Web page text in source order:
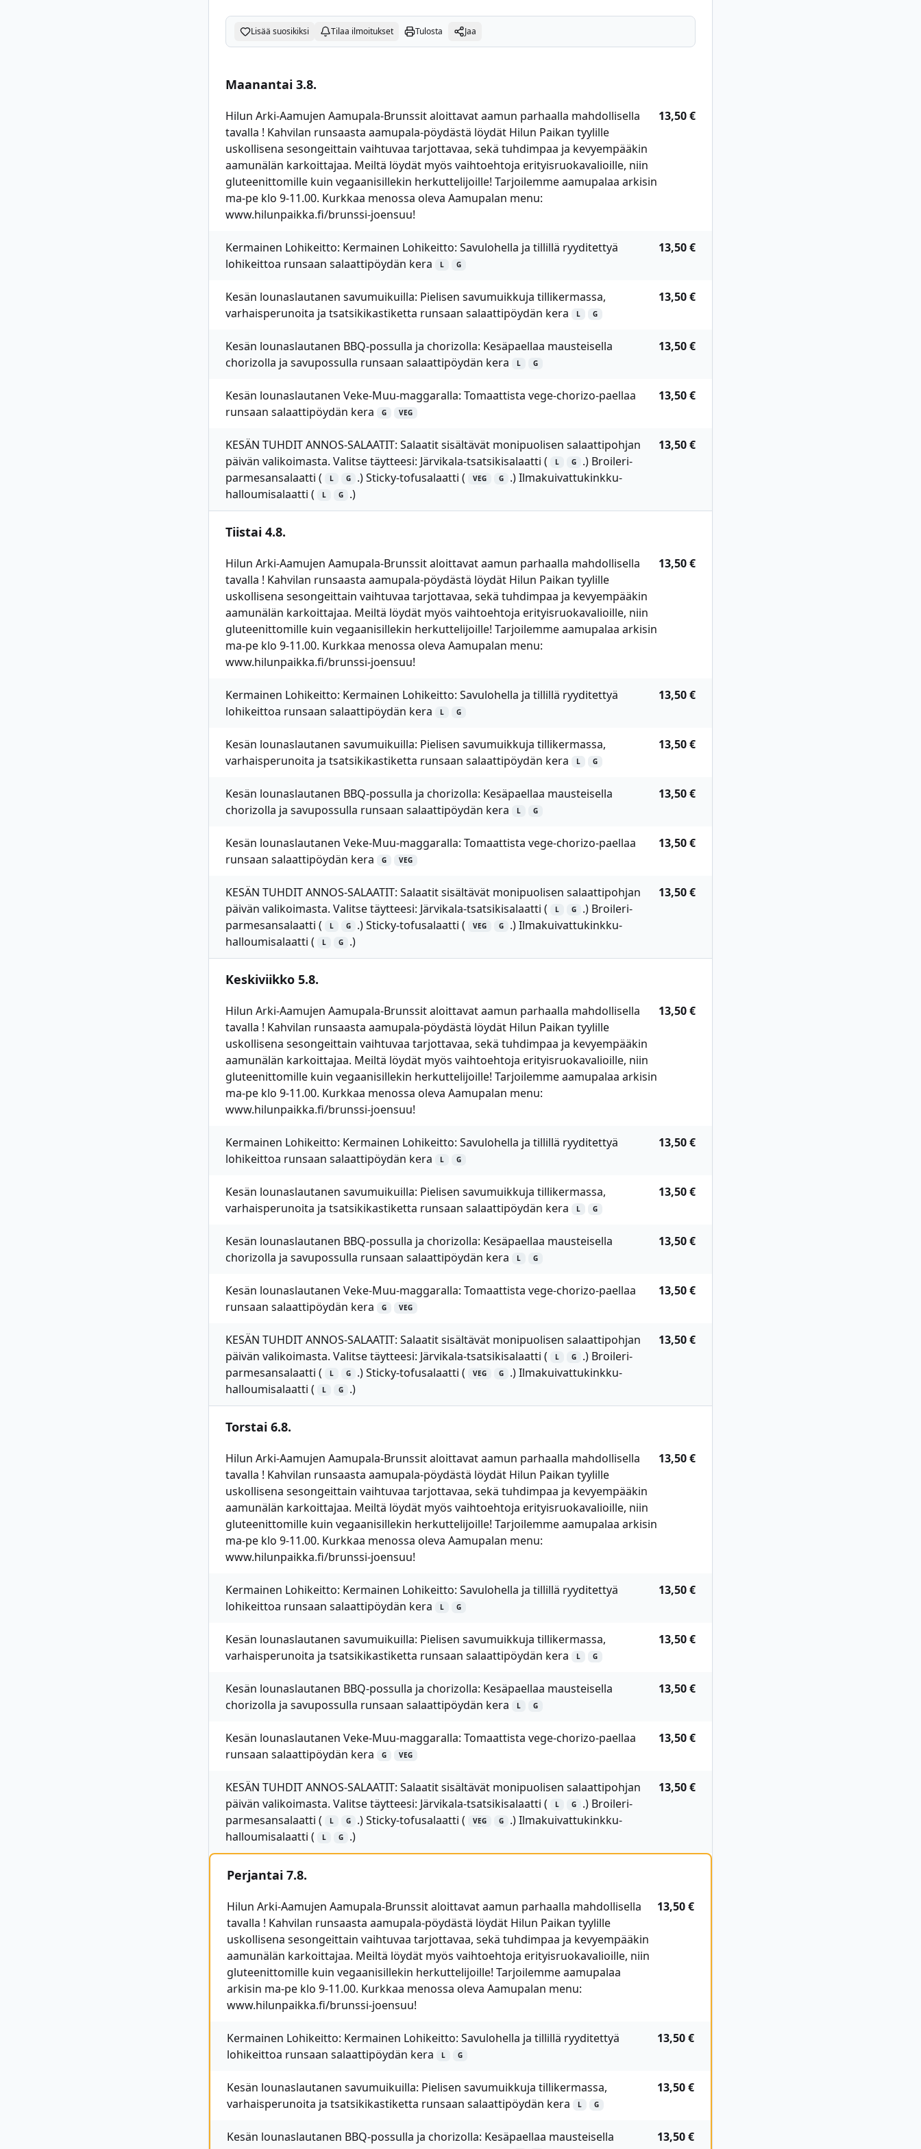
Lisää suosikiksi Tilaa ilmoitukset Tulosta Jaa
Maanantai 3.8.
Hilun Arki-Aamujen Aamupala-Brunssit aloittavat aamun parhaalla mahdollisella
tavalla ! Kahvilan runsaasta aamupala-pöydästä löydät Hilun Paikan tyylille
uskollisena sesongeittain vaihtuvaa tarjottavaa, sekä tuhdimpaa ja kevyempääkin
aamunälän karkoittajaa. Meiltä löydät myös vaihtoehtoja erityisruokavalioille, niin
gluteenittomille kuin vegaanisillekin herkuttelijoille! Tarjoilemme aamupalaa arkisin
ma-pe klo 9-11.00. Kurkkaa menossa oleva Aamupalan menu:
www.hilunpaikka.fi/brunssi-joensuu!
13,50 €
Kermainen Lohikeitto: Kermainen Lohikeitto: Savulohella ja tillillä ryyditettyä
lohikeittoa runsaan salaattipöydän kera
L G
13,50 €
Kesän lounaslautanen savumuikuilla: Pielisen savumuikkuja tillikermassa,
varhaisperunoita ja tsatsikikastiketta runsaan salaattipöydän kera
L G
13,50 €
Kesän lounaslautanen BBQ-possulla ja chorizolla: Kesäpaellaa mausteisella
chorizolla ja savupossulla runsaan salaattipöydän kera
L G
13,50 €
Kesän lounaslautanen Veke-Muu-maggaralla: Tomaattista vege-chorizo-paellaa
runsaan salaattipöydän kera
G VEG
13,50 €
KESÄN TUHDIT ANNOS-SALAATIT: Salaatit sisältävät monipuolisen salaattipohjan
päivän valikoimasta. Valitse täytteesi: Järvikala-tsatsikisalaatti (
L G
.) Broileri-
parmesansalaatti (
L G .) Sticky-tofusalaatti ( VEG G
.) Ilmakuivattukinkku-
halloumisalaatti (
L G .)
13,50 €
Tiistai 4.8.
Hilun Arki-Aamujen Aamupala-Brunssit aloittavat aamun parhaalla mahdollisella
tavalla ! Kahvilan runsaasta aamupala-pöydästä löydät Hilun Paikan tyylille
uskollisena sesongeittain vaihtuvaa tarjottavaa, sekä tuhdimpaa ja kevyempääkin
aamunälän karkoittajaa. Meiltä löydät myös vaihtoehtoja erityisruokavalioille, niin
gluteenittomille kuin vegaanisillekin herkuttelijoille! Tarjoilemme aamupalaa arkisin
ma-pe klo 9-11.00. Kurkkaa menossa oleva Aamupalan menu:
www.hilunpaikka.fi/brunssi-joensuu!
13,50 €
Kermainen Lohikeitto: Kermainen Lohikeitto: Savulohella ja tillillä ryyditettyä
lohikeittoa runsaan salaattipöydän kera
L G
13,50 €
Kesän lounaslautanen savumuikuilla: Pielisen savumuikkuja tillikermassa,
varhaisperunoita ja tsatsikikastiketta runsaan salaattipöydän kera
L G
13,50 €
Kesän lounaslautanen BBQ-possulla ja chorizolla: Kesäpaellaa mausteisella
chorizolla ja savupossulla runsaan salaattipöydän kera
L G
13,50 €
Kesän lounaslautanen Veke-Muu-maggaralla: Tomaattista vege-chorizo-paellaa
runsaan salaattipöydän kera
G VEG
13,50 €
KESÄN TUHDIT ANNOS-SALAATIT: Salaatit sisältävät monipuolisen salaattipohjan
päivän valikoimasta. Valitse täytteesi: Järvikala-tsatsikisalaatti (
L G
.) Broileri-
parmesansalaatti (
L G .) Sticky-tofusalaatti ( VEG G
.) Ilmakuivattukinkku-
halloumisalaatti (
L G .)
13,50 €
Keskiviikko 5.8.
Hilun Arki-Aamujen Aamupala-Brunssit aloittavat aamun parhaalla mahdollisella
tavalla ! Kahvilan runsaasta aamupala-pöydästä löydät Hilun Paikan tyylille
uskollisena sesongeittain vaihtuvaa tarjottavaa, sekä tuhdimpaa ja kevyempääkin
aamunälän karkoittajaa. Meiltä löydät myös vaihtoehtoja erityisruokavalioille, niin
gluteenittomille kuin vegaanisillekin herkuttelijoille! Tarjoilemme aamupalaa arkisin
ma-pe klo 9-11.00. Kurkkaa menossa oleva Aamupalan menu:
www.hilunpaikka.fi/brunssi-joensuu!
13,50 €
Kermainen Lohikeitto: Kermainen Lohikeitto: Savulohella ja tillillä ryyditettyä
lohikeittoa runsaan salaattipöydän kera
L G
13,50 €
Kesän lounaslautanen savumuikuilla: Pielisen savumuikkuja tillikermassa,
varhaisperunoita ja tsatsikikastiketta runsaan salaattipöydän kera
L G
13,50 €
Kesän lounaslautanen BBQ-possulla ja chorizolla: Kesäpaellaa mausteisella
chorizolla ja savupossulla runsaan salaattipöydän kera
L G
13,50 €
Kesän lounaslautanen Veke-Muu-maggaralla: Tomaattista vege-chorizo-paellaa
runsaan salaattipöydän kera
G VEG
13,50 €
KESÄN TUHDIT ANNOS-SALAATIT: Salaatit sisältävät monipuolisen salaattipohjan
päivän valikoimasta. Valitse täytteesi: Järvikala-tsatsikisalaatti (
L G
.) Broileri-
parmesansalaatti (
L G .) Sticky-tofusalaatti ( VEG G
.) Ilmakuivattukinkku-
halloumisalaatti (
L G .)
13,50 €
Torstai 6.8.
Hilun Arki-Aamujen Aamupala-Brunssit aloittavat aamun parhaalla mahdollisella
tavalla ! Kahvilan runsaasta aamupala-pöydästä löydät Hilun Paikan tyylille
uskollisena sesongeittain vaihtuvaa tarjottavaa, sekä tuhdimpaa ja kevyempääkin
aamunälän karkoittajaa. Meiltä löydät myös vaihtoehtoja erityisruokavalioille, niin
gluteenittomille kuin vegaanisillekin herkuttelijoille! Tarjoilemme aamupalaa arkisin
ma-pe klo 9-11.00. Kurkkaa menossa oleva Aamupalan menu:
www.hilunpaikka.fi/brunssi-joensuu!
13,50 €
Kermainen Lohikeitto: Kermainen Lohikeitto: Savulohella ja tillillä ryyditettyä
lohikeittoa runsaan salaattipöydän kera
L G
13,50 €
Kesän lounaslautanen savumuikuilla: Pielisen savumuikkuja tillikermassa,
varhaisperunoita ja tsatsikikastiketta runsaan salaattipöydän kera
L G
13,50 €
Kesän lounaslautanen BBQ-possulla ja chorizolla: Kesäpaellaa mausteisella
chorizolla ja savupossulla runsaan salaattipöydän kera
L G
13,50 €
Kesän lounaslautanen Veke-Muu-maggaralla: Tomaattista vege-chorizo-paellaa
runsaan salaattipöydän kera
G VEG
13,50 €
KESÄN TUHDIT ANNOS-SALAATIT: Salaatit sisältävät monipuolisen salaattipohjan
päivän valikoimasta. Valitse täytteesi: Järvikala-tsatsikisalaatti (
L G
.) Broileri-
parmesansalaatti (
L G .) Sticky-tofusalaatti ( VEG G
.) Ilmakuivattukinkku-
halloumisalaatti (
L G .)
13,50 €
Perjantai 7.8.
Hilun Arki-Aamujen Aamupala-Brunssit aloittavat aamun parhaalla mahdollisella
tavalla ! Kahvilan runsaasta aamupala-pöydästä löydät Hilun Paikan tyylille
uskollisena sesongeittain vaihtuvaa tarjottavaa, sekä tuhdimpaa ja kevyempääkin
aamunälän karkoittajaa. Meiltä löydät myös vaihtoehtoja erityisruokavalioille, niin
gluteenittomille kuin vegaanisillekin herkuttelijoille! Tarjoilemme aamupalaa
arkisin ma-pe klo 9-11.00. Kurkkaa menossa oleva Aamupalan menu:
www.hilunpaikka.fi/brunssi-joensuu!
13,50 €
Kermainen Lohikeitto: Kermainen Lohikeitto: Savulohella ja tillillä ryyditettyä
lohikeittoa runsaan salaattipöydän kera
L G
13,50 €
Kesän lounaslautanen savumuikuilla: Pielisen savumuikkuja tillikermassa,
varhaisperunoita ja tsatsikikastiketta runsaan salaattipöydän kera
L G
13,50 €
Kesän lounaslautanen BBQ-possulla ja chorizolla: Kesäpaellaa mausteisella
13,50 €